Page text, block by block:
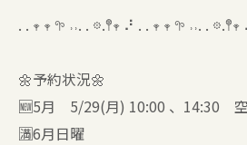
. . 𖥧 𖥧 𖧧 ˒˒. . 𖡼.𖤣𖥧 ⠜ . . 𖥧 𖥧 𖧧 ˒˒. . 𖡼.𖤣𖥧
🌼予約状況🌼
🆕5月 5/29(月) 10:00 、14:30 空
🈵6月日曜